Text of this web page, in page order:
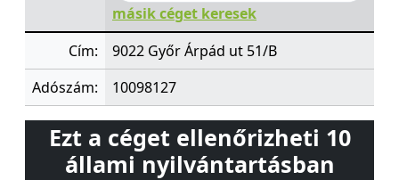
másik céget keresek
Cím:
9022 Győr Árpád ut 51/B
Adószám:
10098127
Ezt a céget ellenőrizheti 10
állami nyilvántartásban